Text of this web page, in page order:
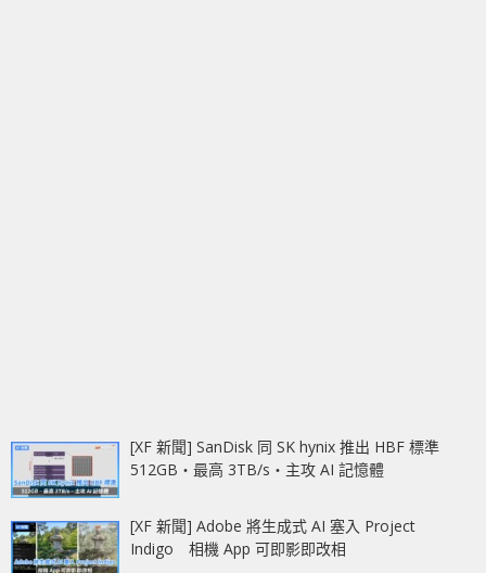
[XF 新聞] SanDisk 同 SK hynix 推出 HBF 標準
512GB‧最高 3TB/s‧主攻 AI 記憶體
[XF 新聞] Adobe 將生成式 AI 塞入 Project
Indigo 相機 App 可即影即改相